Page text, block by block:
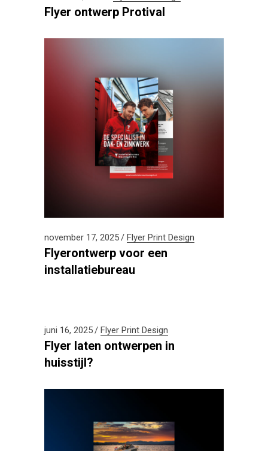
Flyer ontwerp Protival
november 17, 2025 Flyer Print Design
Flyerontwerp voor een
installatiebureau
juni 16, 2025 Flyer Print Design
Flyer laten ontwerpen in
huisstijl?